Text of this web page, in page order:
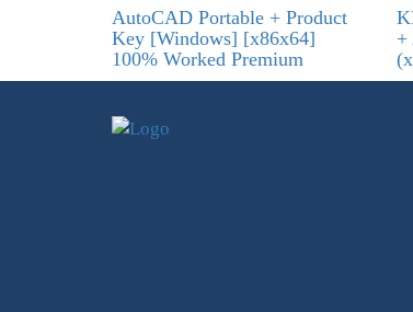
AutoCAD Portable + Product
Key [Windows] [x86x64]
100% Worked Premium
+